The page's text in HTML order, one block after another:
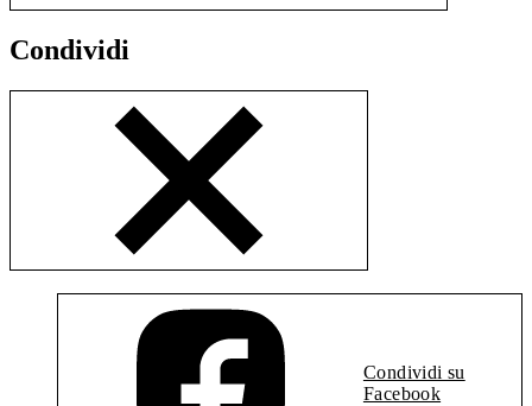
Condividi
Condividi su
Facebook